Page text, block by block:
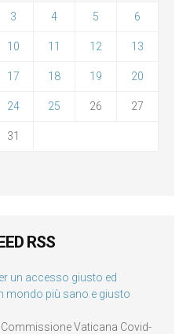
3 4 5 6
10 11 12 13
17 18 19 20
24 25 26 27
31
RSS
un accesso giusto ed
mondo più sano e giusto
Vaticana Covid-